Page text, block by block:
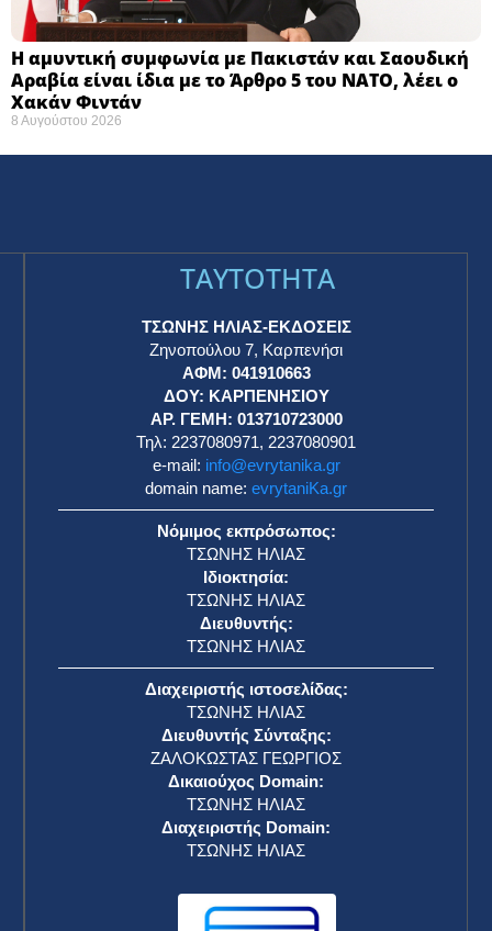
Η αμυντική συμφωνία με Πακιστάν και Σαουδική
Αραβία είναι ίδια με το Άρθρο 5 του ΝΑΤΟ, λέει ο
Χακάν Φιντάν
8 Αυγούστου 2026
TAYTOTHTA
ΤΣΩΝΗΣ ΗΛΙΑΣ-ΕΚΔΟΣΕΙΣ
Ζηνοπούλου 7, Καρπενήσι
ΑΦΜ: 041910663
ΔΟΥ: ΚΑΡΠΕΝΗΣΙΟΥ
ΑΡ. ΓΕΜΗ: 013710723000
Τηλ: 2237080971, 2237080901
e-mail: info@evrytanika.gr
domain name: evrytaniKa.gr
Νόμιμος εκπρόσωπος:
ΤΣΩΝΗΣ ΗΛΙΑΣ
Ιδιοκτησία:
ΤΣΩΝΗΣ ΗΛΙΑΣ
Διευθυντής:
ΤΣΩΝΗΣ ΗΛΙΑΣ
Διαχειριστής ιστοσελίδας:
ΤΣΩΝΗΣ ΗΛΙΑΣ
Διευθυντής Σύνταξης:
ΖΑΛΟΚΩΣΤΑΣ ΓΕΩΡΓΙΟΣ
Δικαιούχος Domain:
ΤΣΩΝΗΣ ΗΛΙΑΣ
Διαχειριστής Domain:
ΤΣΩΝΗΣ ΗΛΙΑΣ